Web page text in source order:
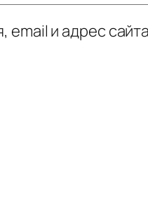
email и адрес